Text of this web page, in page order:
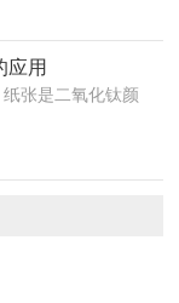
应用
张是二氧化钛颜